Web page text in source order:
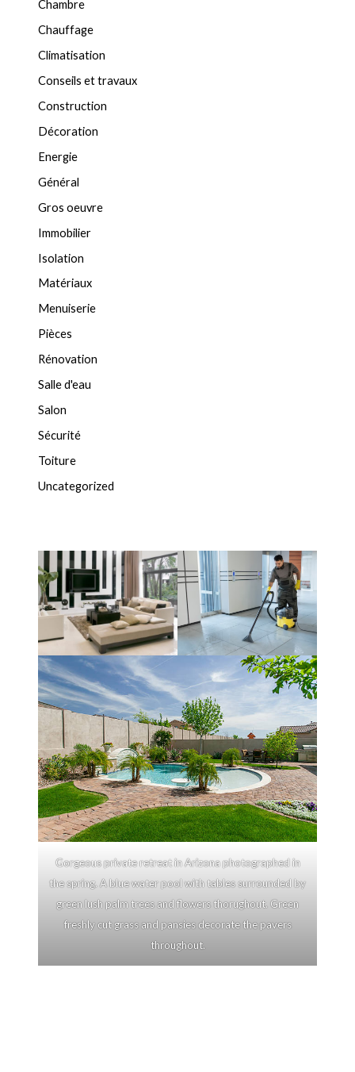
Chambre
Chauffage
Climatisation
Conseils et travaux
Construction
Décoration
Energie
Général
Gros oeuvre
Immobilier
Isolation
Matériaux
Menuiserie
Pièces
Rénovation
Salle d'eau
Salon
Sécurité
Toiture
Uncategorized
Gorgeous private retreat in Arizona photographed in
the spring. A blue water pool with tables surrounded by
green lush palm trees and flowers thorughout. Green
freshly cut grass and pansies decorate the pavers
throughout.